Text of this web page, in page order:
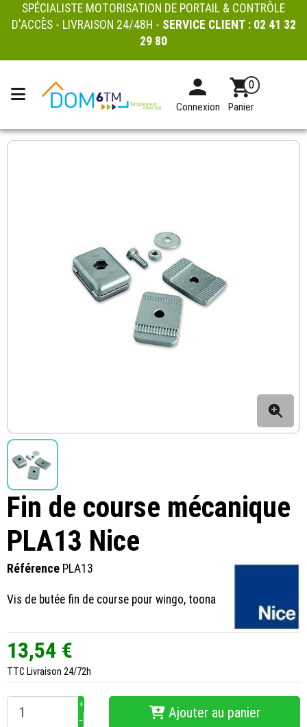
SPÉCIALISTE MOTORISATION DE PORTAIL & CONTRÔLE
D'ACCÈS - LIVRAISON 24/48H - SERVICE CLIENT : 02 41 32
29 80
Connexion
0
Panier
Fin de course mécanique
PLA13 Nice
Référence PLA13
Vis de butée fin de course pour wingo, toona
13,54 €
TTC Livraison 24/72h
+
−
Ajouter au panier